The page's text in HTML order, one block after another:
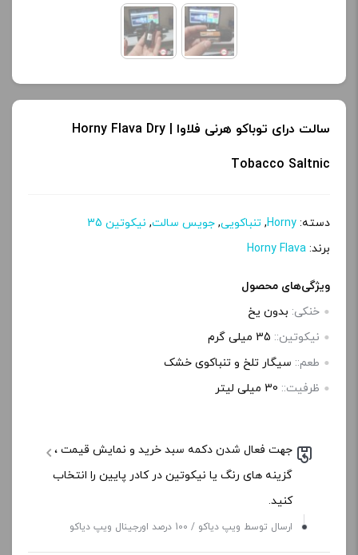
سالت درای توباکو هرنی فلاوا | Horny Flava Dry
Tobacco Saltnic
دسته: Horny
, تنباکویی, جویس سالت, نیکوتین 35
برند: Horny Flava
ویژگی‌های محصول
خنکی: بدون یخ
نیکوتین:: 35 میلی‌ گرم
طعم:: سیگار تلخ و تنباکوی خشک
ظرفیت:: 30 میلی‌ لیتر
جهت فعال شدن دکمه سبد خرید و نمایش قیمت ،
گزینه های رنگ یا نیکوتین در کادر پایین را انتخاب
کنید.
ارسال توسط ویپ دیاکو / 100 درصد اورجینال ویپ دیاکو